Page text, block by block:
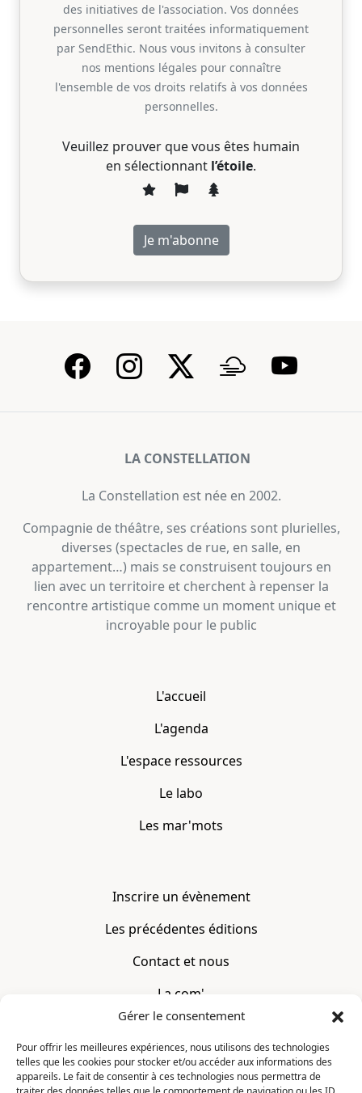
Gérer le consentement
Pour offrir les meilleures expériences, nous utilisons des technologies
telles que les cookies pour stocker et/ou accéder aux informations des
appareils. Le fait de consentir à ces technologies nous permettra de
des initiatives de l'association. Vos données
personnelles seront traitées informatiquement
par SendEthic. Nous vous invitons à consulter
nos mentions légales pour connaître
l'ensemble de vos droits relatifs à vos données
personnelles.
Veuillez prouver que vous êtes humain
en sélectionnant l’étoile.
LA CONSTELLATION
La Constellation est née en 2002.
Compagnie de théâtre, ses créations sont plurielles,
diverses (spectacles de rue, en salle, en
appartement…) mais se construisent toujours en
lien avec un territoire et cherchent à repenser la
rencontre artistique comme un moment unique et
incroyable pour le public
L'accueil
L'agenda
L'espace ressources
Le labo
Les mar'mots
Inscrire un évènement
Les précédentes éditions
Contact et nous
La com'
Mentions légales
CONTACT